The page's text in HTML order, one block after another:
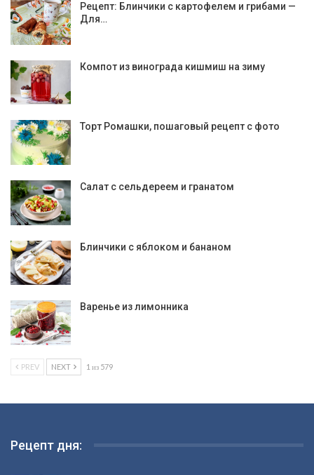
Рецепт: Блинчики с картофелем и грибами —
Для…
Компот из винограда кишмиш на зиму
Торт Ромашки, пошаговый рецепт с фото
Салат с сельдереем и гранатом
Блинчики с яблоком и бананом
Варенье из лимонника
PREV NEXT 1 из 579
Рецепт дня: